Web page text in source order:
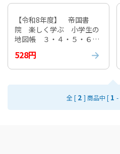
【令和8年度】 帝国書
院 楽しく学ぶ 小学生の
地図帳 ３・４・５・６
528円
全 [ 2 ] 商品中 [ 1 -